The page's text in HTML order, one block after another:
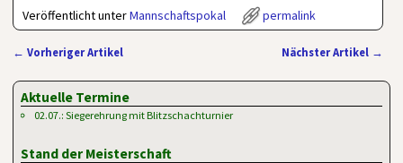
Veröffentlicht unterMannschaftspokal permalink
← Vorheriger Artikel Nächster Artikel →
Aktuelle Termine
02.07.: Siegerehrung mit Blitzschachturnier
Stand der Meisterschaft